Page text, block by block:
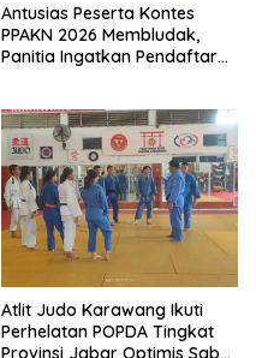
Antusias Peserta Kontes
PPAKN 2026 Membludak,
Panitia Ingatkan Pendaftaran
Atlit Judo Karawang Ikuti
Perhelatan POPDA Tingkat
Provinsi Jabar Optimis Sabet